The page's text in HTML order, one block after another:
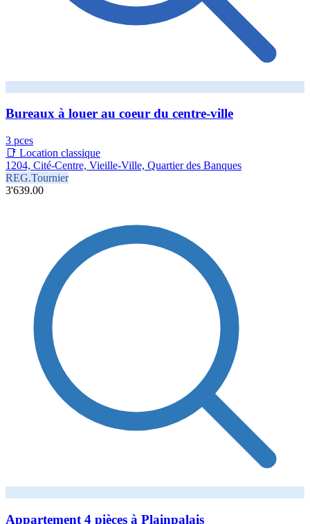
Bureaux à louer au coeur du centre-ville
3 pces
📑 Location classique
1204, Cité-Centre, Vieille-Ville, Quartier des Banques
REG.Tournier
3'639.00
Appartement 4 pièces à Plainpalais